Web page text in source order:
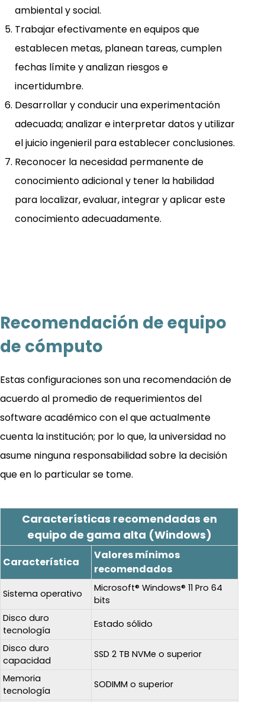
ambiental y social.
Trabajar efectivamente en equipos que
establecen metas, planean tareas, cumplen
fechas límite y analizan riesgos e
incertidumbre.
Desarrollar y conducir una experimentación
adecuada; analizar e interpretar datos y utilizar
el juicio ingenieril para establecer conclusiones.
Reconocer la necesidad permanente de
conocimiento adicional y tener la habilidad
para localizar, evaluar, integrar y aplicar este
conocimiento adecuadamente.
Recomendación de equipo
de cómputo
Estas configuraciones son una recomendación de
acuerdo al promedio de requerimientos del
software académico con el que actualmente
cuenta la institución; por lo que, la universidad no
asume ninguna responsabilidad sobre la decisión
que en lo particular se tome.
Características recomendadas en
equipo de gama alta (Windows)
Característica
Valores mínimos
recomendados
Sistema operativo
Microsoft® Windows® 11 Pro 64
bits
Disco duro
tecnología
Estado sólido
Disco duro
capacidad
SSD 2 TB NVMe o superior
Memoria
tecnología
SODIMM o superior